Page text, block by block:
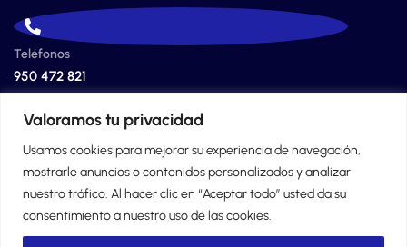
Valoramos tu privacidad
Usamos cookies para mejorar su experiencia de navegación,
mostrarle anuncios o contenidos personalizados y analizar
nuestro tráfico. Al hacer clic en “Aceptar todo” usted da su
consentimiento a nuestro uso de las cookies.
Teléfonos
950 472 821
© 2024 Copyrights. Pensión Holidays Mojacar.Aviso Legal